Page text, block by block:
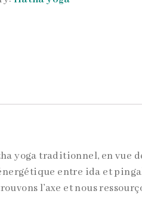
yoga traditionnel, en vue
entre ida et
l’axe et nous